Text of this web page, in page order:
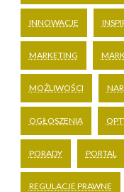
INNOWACJE
MARKETING
MOŻLIWOŚCI
OGŁOSZENIA
PORADY PORTAL
REGULACJE PRAWNE